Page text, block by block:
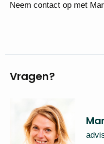
Neem contact op met
Vragen?